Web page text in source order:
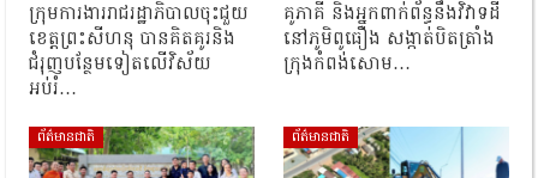
ក្រុមការងាររាជរដ្ឋាភិបាលចុះជួយ
ខេត្តព្រះសីហនុ បានគិតគូរនិង
ជំរុញបន្ថែមទៀតលើវិស័យ
អប់រំ…
គូភាគី និងអ្នកពាក់ព័ន្ធនឹងវិវាទដី
នៅភូមិពូធឿង សង្កាត់បិតត្រាំង
ក្រុងកំពង់សោម…
ព័ត៌មានជាតិ ព័ត៌មានជាតិ